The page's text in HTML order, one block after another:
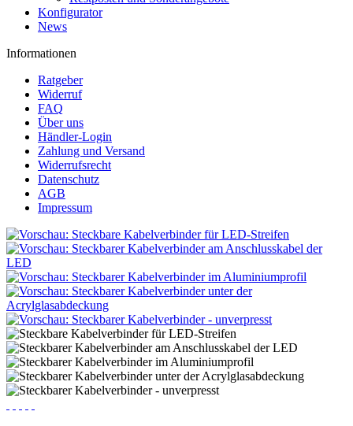
Konfigurator
News
Informationen
Ratgeber
Widerruf
FAQ
Über uns
Händler-Login
Zahlung und Versand
Widerrufsrecht
Datenschutz
AGB
Impressum